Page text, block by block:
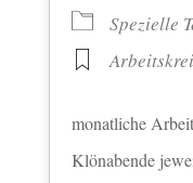
Spezielle
monatliche
Klönabende